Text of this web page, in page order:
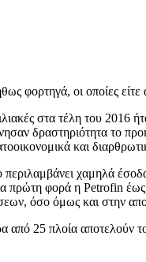
φορτηγά, οι οποίες
στα τέλη του
δραστηριότητα
και
χαμηλά
φορά η Petrofin
όσο όμως και στην
από 25 πλοία